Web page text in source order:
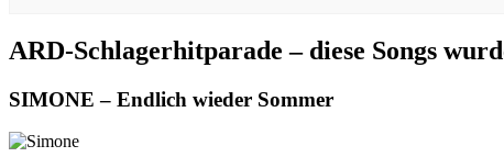
ARD-Schlagerhitparade – diese Songs
SIMONE – Endlich wieder Sommer